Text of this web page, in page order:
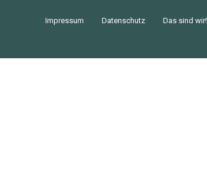
Impressum Datenschutz Das sind wir!